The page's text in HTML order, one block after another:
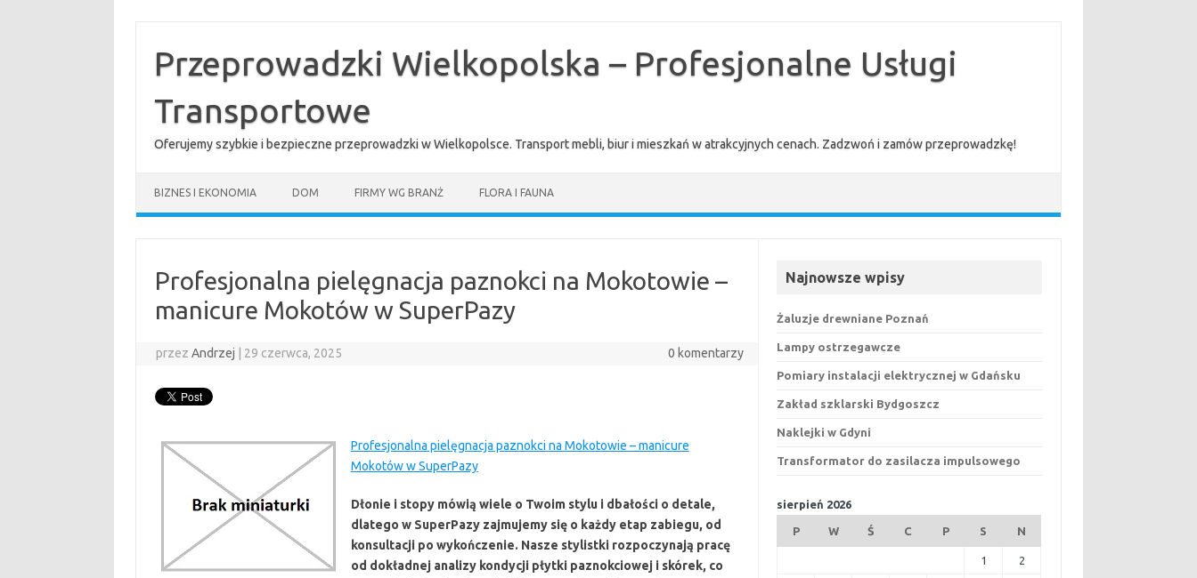
treściPrzeprowadzki Wielkopolska – Profesjonalne Usługi
Transportowe
Oferujemy szybkie i bezpieczne przeprowadzki w Wielkopolsce. Transport mebli, biur i mieszkań w atrakcyjnych cenach. Zadzwoń i zamów przeprowadzkę!
BIZNES I EKONOMIA DOM FIRMY WG BRANŻ FLORA I FAUNA
Profesjonalna pielęgnacja paznokci na Mokotowie –
manicure Mokotów w SuperPazy
przezAndrzej 29 czerwca, 2025 0 komentarzy
Profesjonalna pielęgnacja paznokci na Mokotowie – manicure
Mokotów w SuperPazy
Dłonie i stopy mówią wiele o Twoim stylu i dbałości o detale,
dlatego w SuperPazy zajmujemy się o każdy etap zabiegu, od
konsultacji po wykończenie. Nasze stylistki rozpoczynają pracę
od dokładnej analizy kondycji płytki paznokciowej i skórek, co
Najnowsze wpisy
Żaluzje drewniane Poznań
Lampy ostrzegawcze
Pomiary instalacji elektrycznej w Gdańsku
Zakład szklarski Bydgoszcz
Naklejki w Gdyni
Transformator do zasilacza impulsowego
sierpień 2026
P W Ś C P S N
1 2